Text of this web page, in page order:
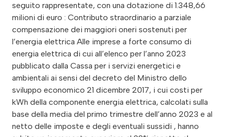
seguito rappresentate, con una dotazione di 1.348,66
milioni di euro : Contributo straordinario a parziale
compensazione dei maggiori oneri sostenuti per
l’energia elettrica Alle imprese a forte consumo di
energia elettrica di cui all’elenco per l’anno 2023
pubblicato dalla Cassa per i servizi energetici e
ambientali ai sensi del decreto del Ministro dello
sviluppo economico 21 dicembre 2017, i cui costi per
kWh della componente energia elettrica, calcolati sulla
base della media del primo trimestre dell’anno 2023 e al
netto delle imposte e degli eventuali sussidi , hanno